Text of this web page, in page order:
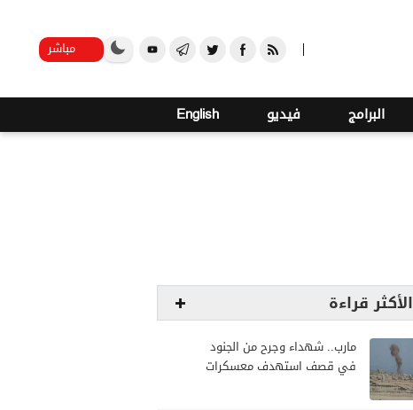
صنعاء مباشر
البرامج فيديو English
الأكثر قراءة
مارب.. شهداء وجرح من الجنود
في قصف استهدف معسكرات